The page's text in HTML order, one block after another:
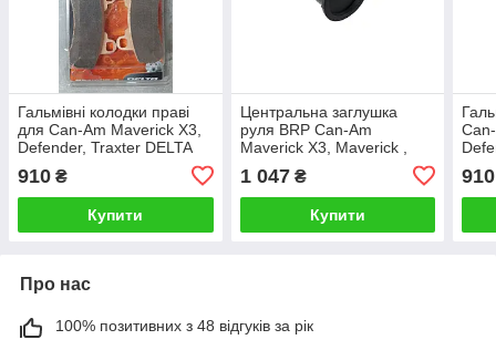
Гальмівні колодки праві
для Can-Am Maverick X3,
Defender, Traxter DELTA
910 ₴
Купити
Центральна заглушка
руля BRP Can-Am
Maverick X3, Maverick ,
Defender, 709401514
1 047₴
Купити
910
Про нас
100% позитивних з 48 відгуків за рік